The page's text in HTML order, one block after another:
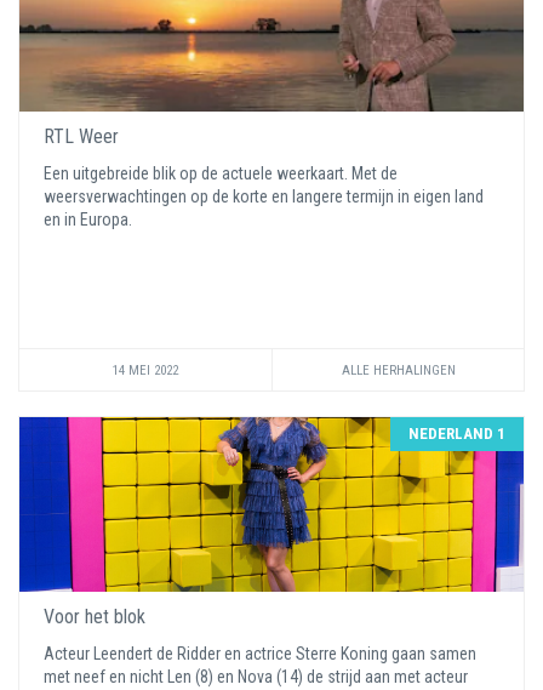
RTL Weer
Een uitgebreide blik op de actuele weerkaart. Met de
weersverwachtingen op de korte en langere termijn in eigen land
en in Europa.
14 MEI 2022 ALLE HERHALINGEN
NEDERLAND 1
Voor het blok
Acteur Leendert de Ridder en actrice Sterre Koning gaan samen
met neef en nicht Len (8) en Nova (14) de strijd aan met acteur